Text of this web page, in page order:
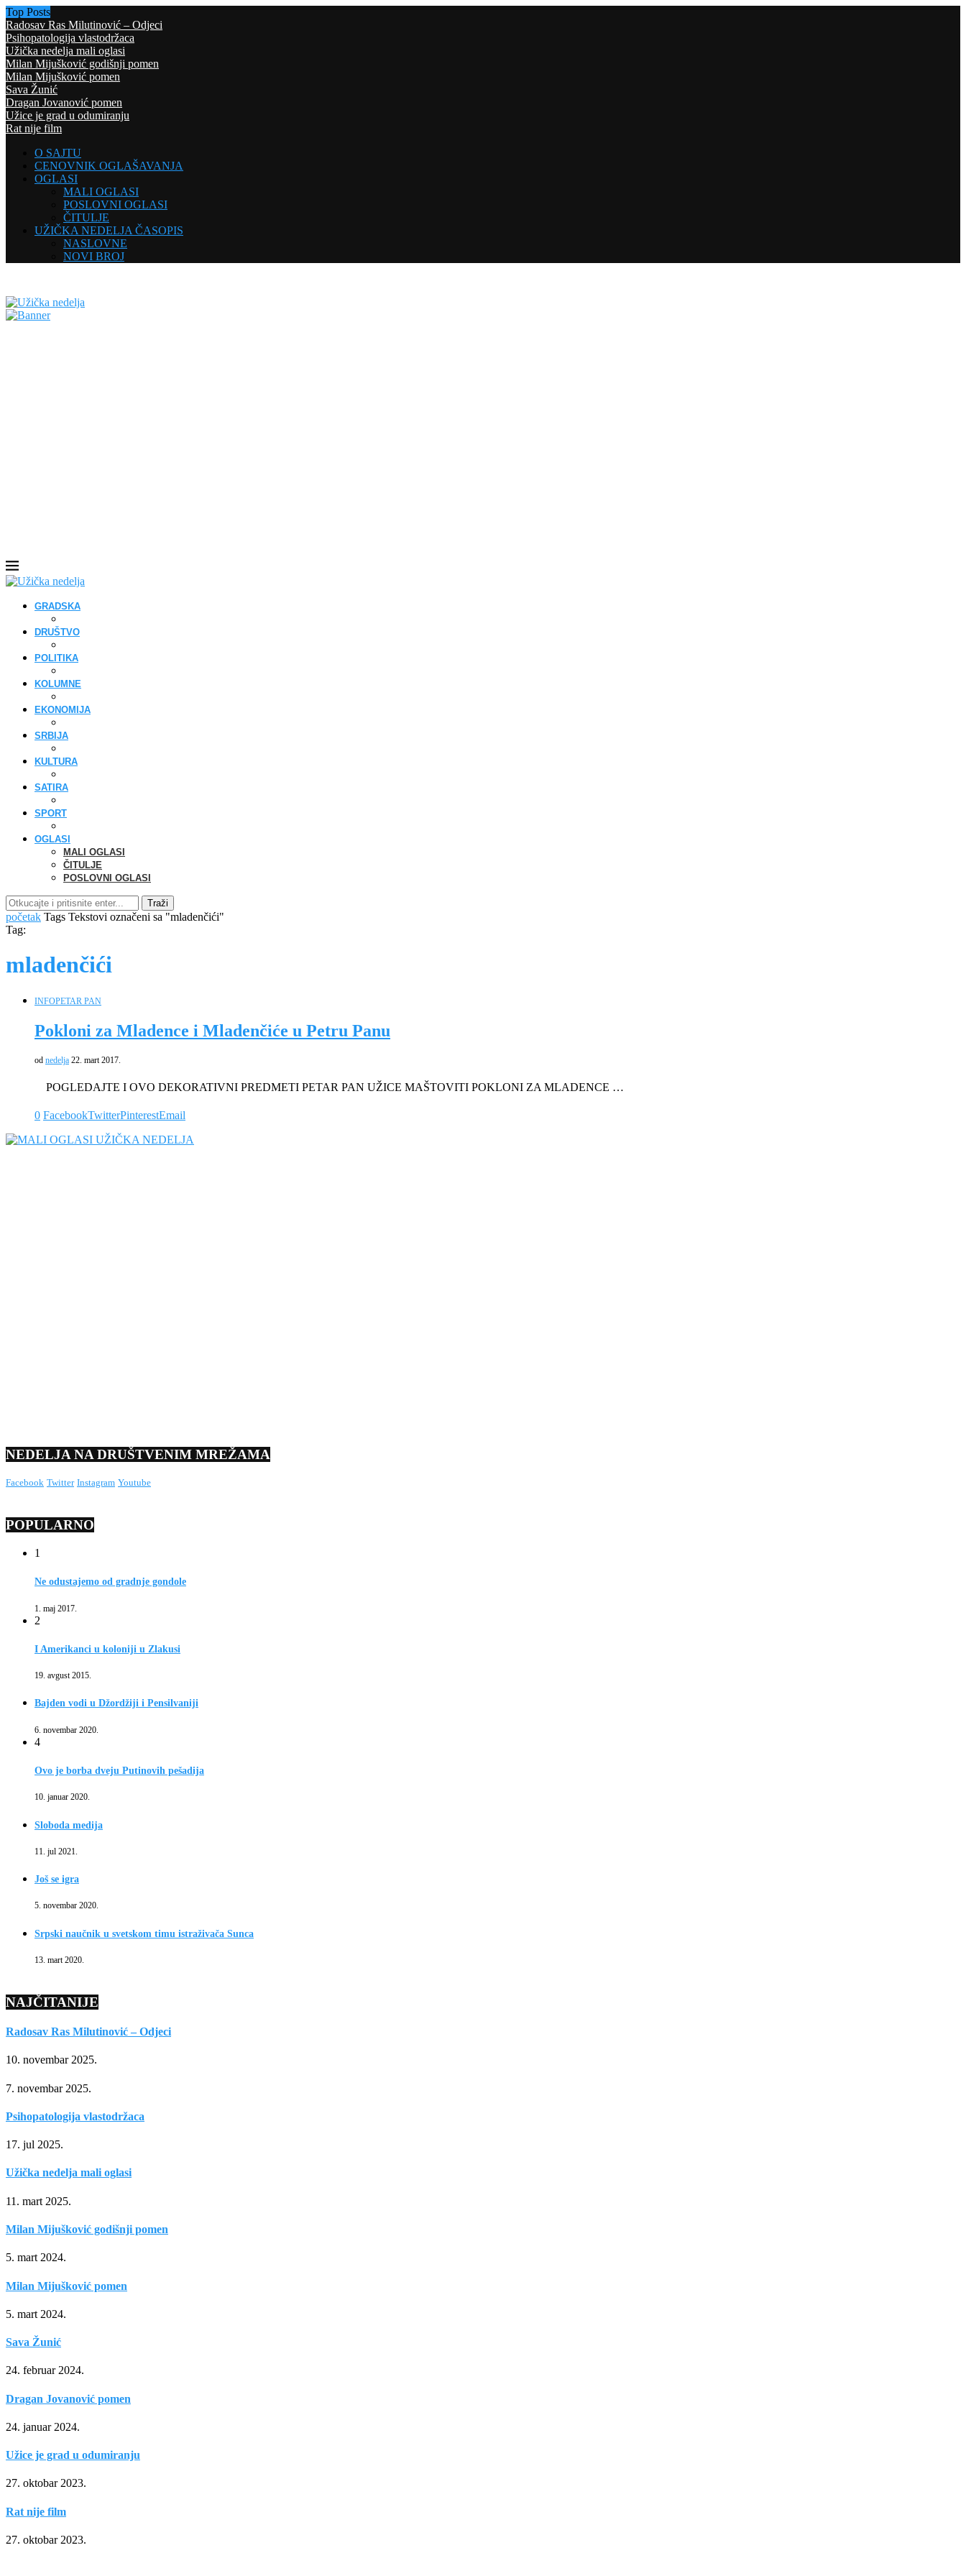
Top Posts
Radosav Ras Milutinović – Odjeci
Psihopatologija vlastodržaca
Užička nedelja mali oglasi
Milan Mijušković godišnji pomen
Milan Mijušković pomen
Sava Žunić
Dragan Jovanović pomen
Užice je grad u odumiranju
Rat nije film
O SAJTU
CENOVNIK OGLAŠAVANJA
OGLASI
MALI OGLASI
POSLOVNI OGLASI
ČITULJE
UŽIČKA NEDELJA ČASOPIS
NASLOVNE
NOVI BROJ
GRADSKA
DRUŠTVO
POLITIKA
KOLUMNE
EKONOMIJA
SRBIJA
KULTURA
SATIRA
SPORT
OGLASI
MALI OGLASI
ČITULJE
POSLOVNI OGLASI
Traži
početak Tags Tekstovi označeni sa "mladenčići"
Tag:
mladenčići
INFOPETAR PAN
Pokloni za Mladence i Mladenčiće u Petru Panu
od nedelja 22. mart 2017.
POGLEDAJTE I OVO DEKORATIVNI PREDMETI PETAR PAN UŽICE MAŠTOVITI POKLONI ZA MLADENCE …
0 FacebookTwitterPinterestEmail
NEDELJA NA DRUŠTVENIM MREŽAMA
Facebook Twitter Instagram Youtube
POPULARNO
1
Ne odustajemo od gradnje gondole
1. maj 2017.
2
I Amerikanci u koloniji u Zlakusi
19. avgust 2015.
Bajden vodi u Džordžiji i Pensilvaniji
6. novembar 2020.
4
Ovo je borba dveju Putinovih pešadija
10. januar 2020.
Sloboda medija
11. jul 2021.
Još se igra
5. novembar 2020.
Srpski naučnik u svetskom timu istraživača Sunca
13. mart 2020.
NAJČITANIJE
Radosav Ras Milutinović – Odjeci
10. novembar 2025.
7. novembar 2025.
Psihopatologija vlastodržaca
17. jul 2025.
Užička nedelja mali oglasi
11. mart 2025.
Milan Mijušković godišnji pomen
5. mart 2024.
Milan Mijušković pomen
5. mart 2024.
Sava Žunić
24. februar 2024.
Dragan Jovanović pomen
24. januar 2024.
Užice je grad u odumiranju
27. oktobar 2023.
Rat nije film
27. oktobar 2023.